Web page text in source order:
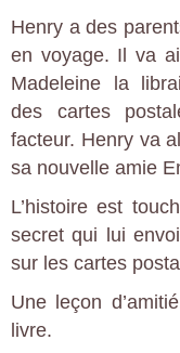
Henry a des
en voyage. Il va
Madeleine la
des cartes
facteur. Henry va
sa nouvelle amie
L’histoire est
secret qui lui
sur les cartes
Une leçon
livre.